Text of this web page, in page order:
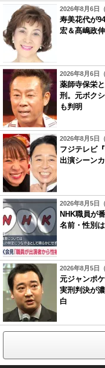
2026年8月6日
寿美花代が
宏＆髙嶋政
2026年8月6日
薬師寺保栄
刑。元ボク
も判明
2026年8月5日
フジテレビ
出演シーン
2026年8月5日
NHK職員が
名前・性別
2026年8月5日
元ジャンポ
実刑判決が
白